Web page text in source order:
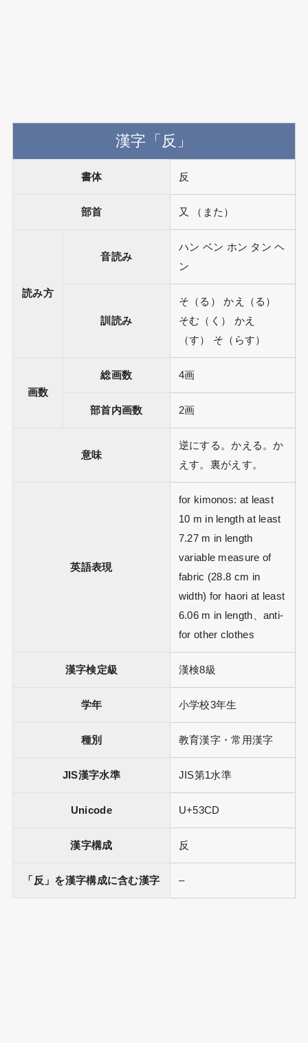
漢字「反」
書体 反
部首 又 （また）
読み方
音読み
ハン ベン ホン タン ヘ
ン
訓読み
そ（る） かえ（る）
そむ（く） かえ
（す） そ（らす）
画数
総画数 4画
部首内画数 2画
意味
逆にする。かえる。か
えす。裏がえす。
英語表現
for kimonos: at least
10 m in length at least
7.27 m in length
variable measure of
fabric (28.8 cm in
width) for haori at least
6.06 m in length、anti-
for other clothes
漢字検定級 漢検8級
学年 小学校3年生
種別 教育漢字・常用漢字
JIS漢字水準 JIS第1水準
Unicode U+53CD
漢字構成 反
「反」を漢字構成に含む漢字 –